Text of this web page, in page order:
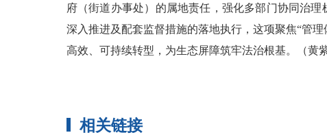
府（街道办事处）的属地责任，强化多部门协同治
深入推进及配套监督措施的落地执行，这项聚焦“管
高效、可持续转型，为生态屏障筑牢法治根基。（黄紫
相关链接